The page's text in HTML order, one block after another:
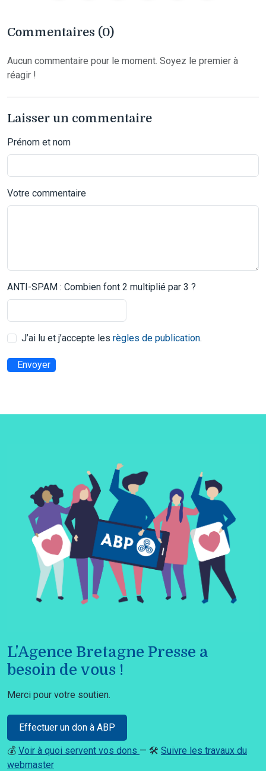
Commentaires (0)
Aucun commentaire pour le moment. Soyez le premier à
réagir !
Laisser un commentaire
Prénom et nom
Votre commentaire
ANTI-SPAM : Combien font 2 multiplié par 3 ?
J’ai lu et j’accepte les règles de publication.
Envoyer
L'Agence Bretagne Presse a
besoin de vous !
Merci pour votre soutien.
Effectuer un don à ABP
💰 Voir à quoi servent vos dons — 🛠️ Suivre les travaux du
webmaster